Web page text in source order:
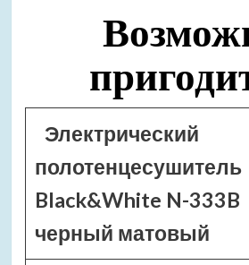
Электрический
полотенцесушитель
Black&White N-333B
черный матовый